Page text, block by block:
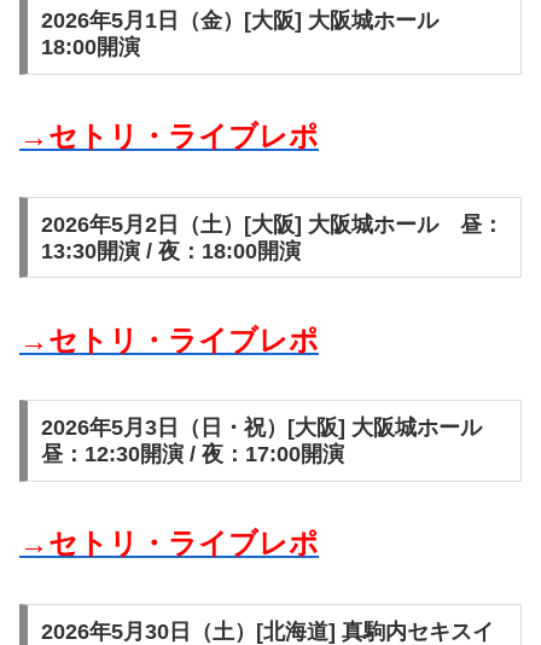
2026年5月1日（金）[大阪] 大阪城ホール
18:00開演
→セトリ・ライブレポ
2026年5月2日（土）[大阪] 大阪城ホール 昼：
13:30開演 / 夜：18:00開演
→セトリ・ライブレポ
2026年5月3日（日・祝）[大阪] 大阪城ホール
昼：12:30開演 / 夜：17:00開演
→セトリ・ライブレポ
2026年5月30日（土）[北海道] 真駒内セキスイ